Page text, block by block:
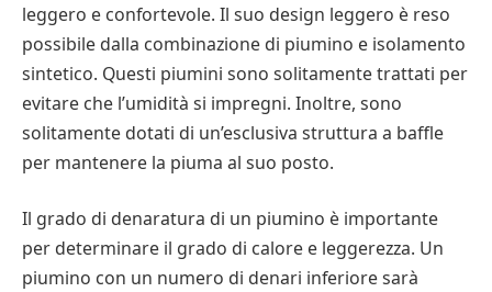
leggero e confortevole. Il suo design leggero è reso
possibile dalla combinazione di piumino e isolamento
sintetico. Questi piumini sono solitamente trattati per
evitare che l’umidità si impregni. Inoltre, sono
solitamente dotati di un’esclusiva struttura a baffle
per mantenere la piuma al suo posto.
Il grado di denaratura di un piumino è importante
per determinare il grado di calore e leggerezza. Un
piumino con un numero di denari inferiore sarà